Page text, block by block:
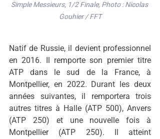
Simple Messieurs, 1/2 Finale, Photo : Nicolas
Gouhier / FFT
Natif de Russie, il devient professionnel
en 2016. Il remporte son premier titre
ATP dans le sud de la France, à
Montpellier, en 2022. Durant les deux
années suivantes, il remportera trois
autres titres à Halle (ATP 500), Anvers
(ATP 250) et une nouvelle fois à
Montpellier (ATP 250). Il atteint